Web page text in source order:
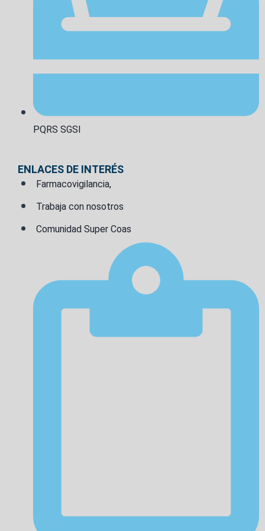
PQRS SGSI
ENLACES DE INTERÉS
Farmacovigilancia,
Trabaja con nosotros
Comunidad Super Coas